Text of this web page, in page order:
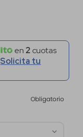
en 2 cuotas
Solicita tu
Obligatorio